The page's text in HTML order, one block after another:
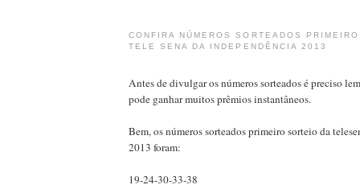
CONFIRA NÚMEROS SORTEADOS
TELE SENA DA INDEPENDÊNCIA 2013
Antes de divulgar os números sorteados é preciso
pode ganhar muitos prêmios instantâneos.
Bem, os números sorteados primeiro sorteio da
2013 foram:
19-24-30-33-38